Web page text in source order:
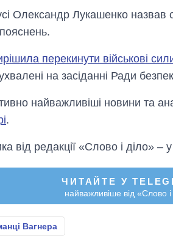
Олександр Лукашенко назвав
перекинути військові
на засіданні Ради
найважливіші новини та
.
від редакції «Слово і діло» –
ЧИТАЙТЕ У
найважливіше від «Слово і
Вагнера